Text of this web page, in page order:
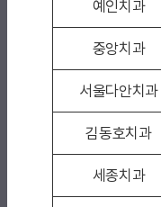
예인치과
중앙치과
서울다안치과
김동호치과
세종치과